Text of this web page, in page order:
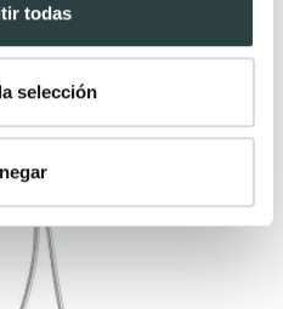
todas
selección